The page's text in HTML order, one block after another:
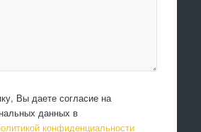
Вы даете согласие на
данных в
конфиденциальности